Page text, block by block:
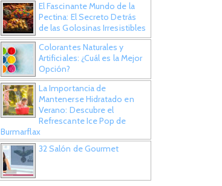
El Fascinante Mundo de la
Pectina: El Secreto Detrás
de las Golosinas Irresistibles
Colorantes Naturales y
Artificiales: ¿Cuál es la Mejor
Opción?
La Importancia de
Mantenerse Hidratado en
Verano: Descubre el
Refrescante Ice Pop de
Burmarflax
32 Salón de Gourmet